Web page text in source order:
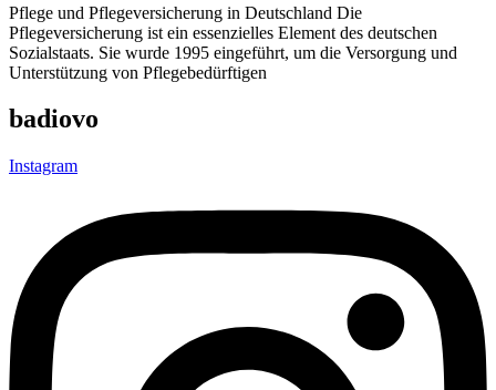
Pflege und Pflegeversicherung in Deutschland Die
Pflegeversicherung ist ein essenzielles Element des deutschen
Sozialstaats. Sie wurde 1995 eingeführt, um die Versorgung und
Unterstützung von Pflegebedürftigen
badiovo
Instagram